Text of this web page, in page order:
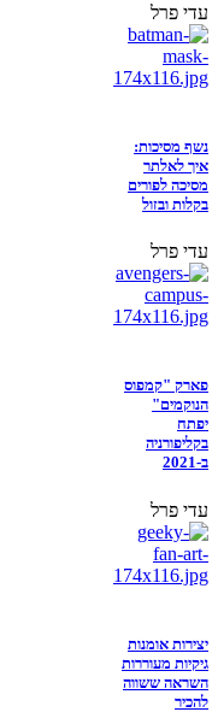
עדי פרל
נשף מסיכות:
איך לאלתר
מסיכה לפורים
בקלות ובזול
עדי פרל
פארק "קמפוס
הנוקמים"
יפתח
בקליפורניה
ב-2021
עדי פרל
יצירות אומנות
גיקיות מעוררות
השראה ששווה
להכיר